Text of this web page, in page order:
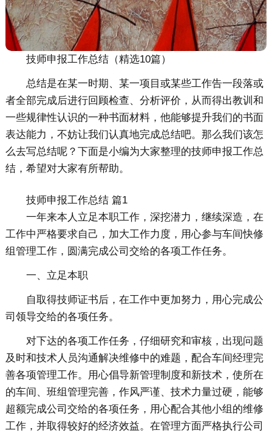
技师申报工作总结（精选10篇）
总结是在某一时期、某一项目或某些工作告一段落或
者全部完成后进行回顾检查、分析评价，从而得出教训和
一些规律性认识的一种书面材料，他能够提升我们的书面
表达能力，不妨让我们认真地完成总结吧。那么我们该怎
么去写总结呢？下面是小编为大家整理的技师申报工作总
结，希望对大家有所帮助。
技师申报工作总结 篇1
一年来本人立足本职工作，深挖潜力，继续深造，在
工作中严格要求自己，加大工作力度，用心参与车间快修
组管理工作，圆满完成公司交给的各项工作任务。
一、立足本职
自取得技师证书后，在工作中更加努力，用心完成公
司领导交给的各项任务。
对下达的各项工作任务，仔细研究和审核，出现问题
及时和技术人员沟通解决维修中的难题，配合车间经理完
善各项管理工作。用心倡导新管理制度和新技术，使所在
的车间、班组管理完善，作风严谨、技术力量过硬，能够
超额完成公司交给的各项任务，用心配合其他小组的维修
工作，并取得较好的经济效益。在管理方面严格执行公司